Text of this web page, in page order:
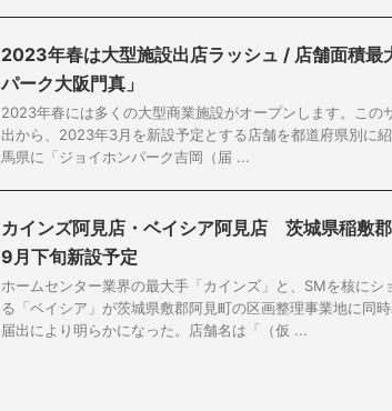
2023年春は大型施設出店ラッシュ / 店舗面積最
パーク大阪門真」
2023年春には多くの大型商業施設がオープンします。この
出から、2023年3月を新設予定とする店舗を都道府県別に
馬県に「ジョイホンパーク吉岡（届 ...
カインズ阿見店・ベイシア阿見店 茨城県稲敷
9月下旬新設予定
ホームセンター業界の最大手「カインズ」と、SMを核にシ
る「ベイシア」が茨城県敷郡阿見町の区画整理事業地に同
届出により明らかになった。店舗名は「（仮 ...